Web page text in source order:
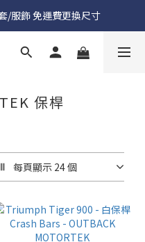
/服飾 免運費更換尺寸
保桿
每頁顯示 24 個